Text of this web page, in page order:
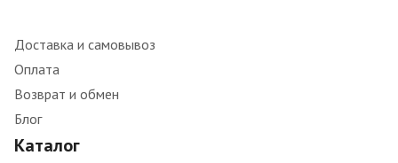
Доставка и самовывоз
Оплата
Возврат и обмен
Блог
Каталог